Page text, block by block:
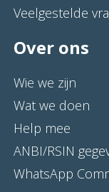
Veelgestelde
Over ons
Wie we zijn
Wat we doen
Help mee
ANBI/RSIN
WhatsApp